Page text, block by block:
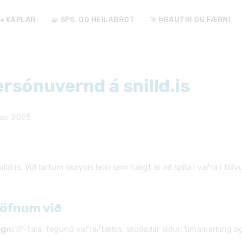
♠️ KAPLAR 🧩 SPIL OG HEILABROT 🎯 ÞRAUTIR OG FÆRNI
á snilld.is
2025
Við birtum ókeypis leiki sem hægt er að spila í vafra í
við
IP-tala, tegund vafra/tækis, skoðaðar síður, tímamerking